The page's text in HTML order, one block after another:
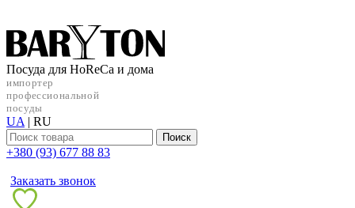
Посуда для HoReCa и дома
импортер
профессиональной
посуды
UA | RU
Поиск
+38‎0 (93) 677 88 83
Заказать звонок